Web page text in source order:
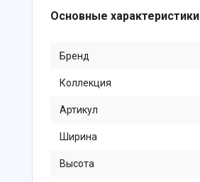
Основные характеристики
Бренд
Коллекция
Артикул
Ширина
Высота